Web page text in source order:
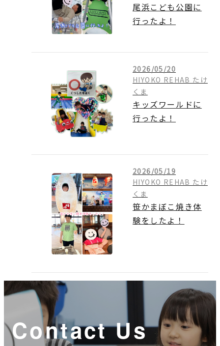
尾浜こども公園に
行ったよ！
2026/05/20
HIYOKO REHAB たけ
くま
キッズワールドに
行ったよ！
2026/05/19
HIYOKO REHAB たけ
くま
笹かまぼこ焼き体
験をしたよ！
Contact Us